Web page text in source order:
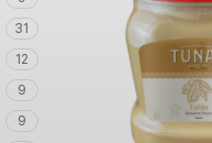
31
12
9
9